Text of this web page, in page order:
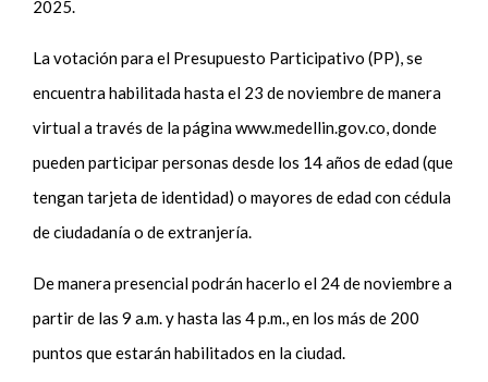
2025.
La votación para el Presupuesto Participativo (PP), se
encuentra habilitada hasta el 23 de noviembre de manera
virtual a través de la página www.medellin.gov.co, donde
pueden participar personas desde los 14 años de edad (que
tengan tarjeta de identidad) o mayores de edad con cédula
de ciudadanía o de extranjería.
De manera presencial podrán hacerlo el 24 de noviembre a
partir de las 9 a.m. y hasta las 4 p.m., en los más de 200
puntos que estarán habilitados en la ciudad.